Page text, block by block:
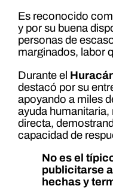
Es reconocido
y por su buena
personas de
marginados, labor
Durante el
destacó por su
apoyando a miles
ayuda
directa,
capacidad de
No es el
publicitarse
hechas y